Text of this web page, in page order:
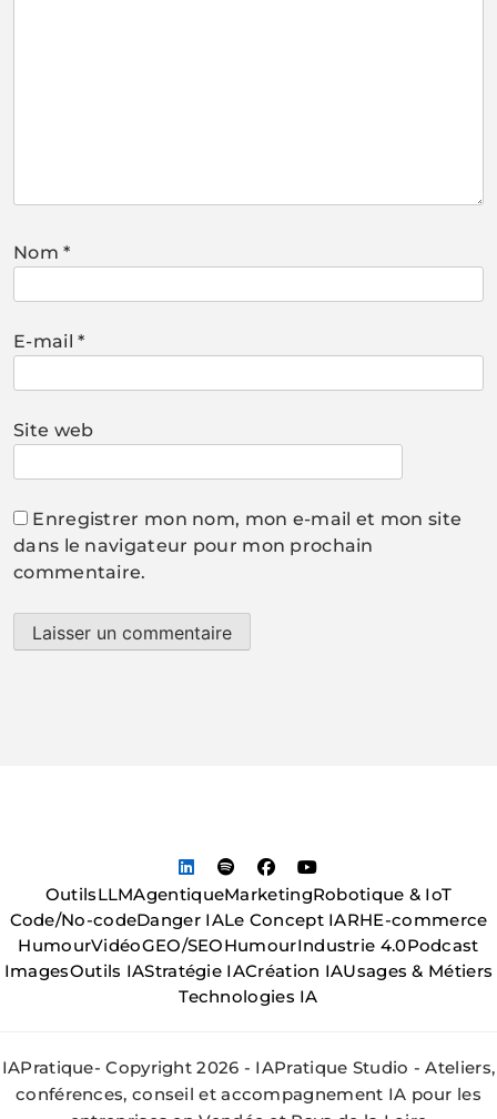
Nom*
E-mail*
Site web
Enregistrer mon nom, mon e-mail et mon site
dans le navigateur pour mon prochain
commentaire.
OutilsLLMAgentiqueMarketingRobotique & IoT
Code/No-codeDanger IALe Concept IARHE-commerce
HumourVidéoGEO/SEOHumourIndustrie 4.0Podcast
ImagesOutils IAStratégie IACréation IAUsages & Métiers
Technologies IA
IAPratique- Copyright 2026 - IAPratique Studio - Ateliers,
conférences, conseil et accompagnement IA pour les